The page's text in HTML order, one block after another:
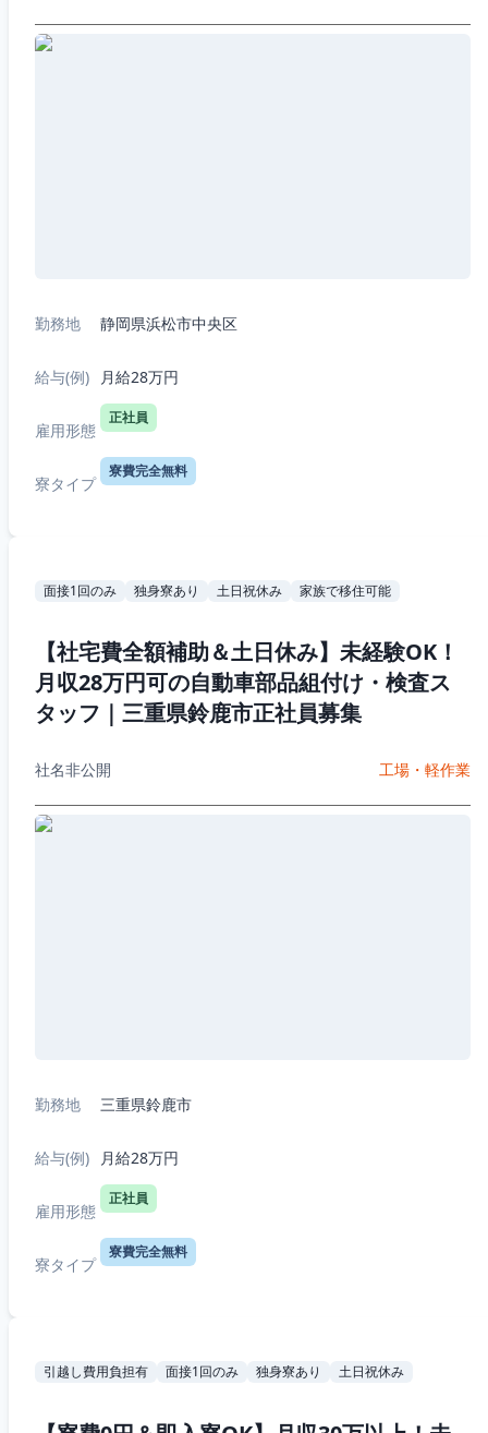
勤務地 静岡県浜松市中央区
給与(例) 月給28万円
雇用形態
正社員
寮タイプ
寮費完全無料
面接1回のみ 独身寮あり 土日祝休み 家族で移住可能
【社宅費全額補助＆土日休み】未経験OK！
月収28万円可の自動車部品組付け・検査ス
タッフ｜三重県鈴鹿市正社員募集
社名非公開 工場・軽作業
勤務地 三重県鈴鹿市
給与(例) 月給28万円
雇用形態
正社員
寮タイプ
寮費完全無料
引越し費用負担有 面接1回のみ 独身寮あり 土日祝休み